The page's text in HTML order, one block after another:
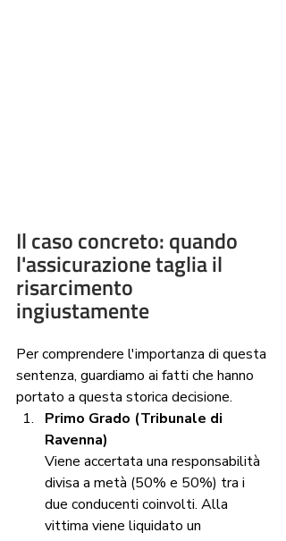
Il caso concreto: quando
l'assicurazione taglia il
risarcimento
ingiustamente
Per comprendere l'importanza di questa
sentenza, guardiamo ai fatti che hanno
portato a questa storica decisione.
Primo Grado (Tribunale di
Ravenna)
Viene accertata una responsabilità
divisa a metà (50% e 50%) tra i
due conducenti coinvolti. Alla
vittima viene liquidato un